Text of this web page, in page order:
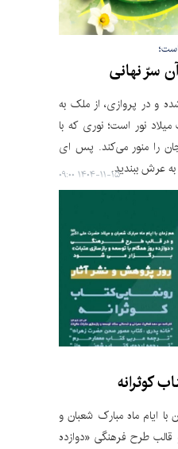
سرّ نهانی
و در پروازی، از ملک به
نور است؛ نوری که با
را منور می‌کند. پس ای
عرش ببندید.۱۴۰۴-۱۱-۱۵ ۰۹:۰۰
کوثرانه
با ایام ماه مبارک شعبان و
طرح فرهنگی «دوازده